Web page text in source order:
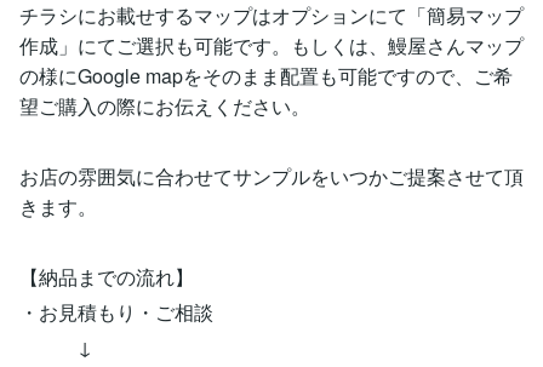
チラシにお載せするマップはオプションにて「簡易マップ
作成」にてご選択も可能です。もしくは、鰻屋さんマップ
の様にGoogle mapをそのまま配置も可能ですので、ご希
望ご購入の際にお伝えください。
お店の雰囲気に合わせてサンプルをいつかご提案させて頂
きます。
【納品までの流れ】
・お見積もり・ご相談
↓